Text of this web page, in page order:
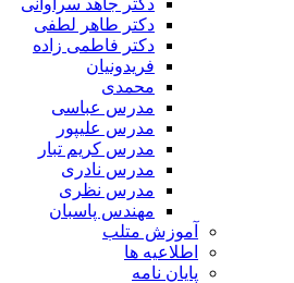
دکتر جاهد سراوانی
دکتر طاهر لطفی
دکتر فاطمی زاده
فریدونیان
محمدی
مدرس عباسی
مدرس علیپور
مدرس کریم تبار
مدرس نادری
مدرس نظری
مهندس پاسبان
آموزش متلب
اطلاعیه ها
پایان نامه